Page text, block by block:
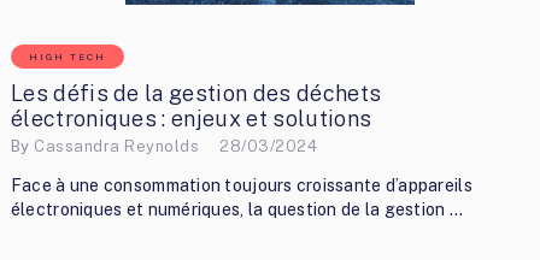
HIGH TECH
Les défis de la gestion des déchets
électroniques : enjeux et solutions
By Cassandra Reynolds 28/03/2024
Face à une consommation toujours croissante d’appareils
électroniques et numériques, la question de la gestion …